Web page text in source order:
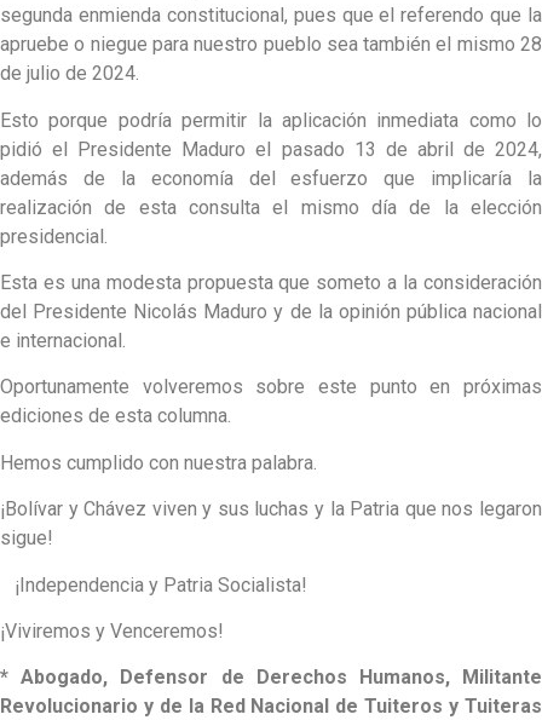
segunda enmienda constitucional, pues que el referendo que la
apruebe o niegue para nuestro pueblo sea también el mismo 28
de julio de 2024.
Esto porque podría permitir la aplicación inmediata como lo
pidió el Presidente Maduro el pasado 13 de abril de 2024,
además de la economía del esfuerzo que implicaría la
realización de esta consulta el mismo día de la elección
presidencial.
Esta es una modesta propuesta que someto a la consideración
del Presidente Nicolás Maduro y de la opinión pública nacional
e internacional.
Oportunamente volveremos sobre este punto en próximas
ediciones de esta columna.
Hemos cumplido con nuestra palabra.
¡Bolívar y Chávez viven y sus luchas y la Patria que nos legaron
sigue!
¡Independencia y Patria Socialista!
¡Viviremos y Venceremos!
* Abogado, Defensor de Derechos Humanos, Militante
Revolucionario y de la Red Nacional de Tuiteros y Tuiteras